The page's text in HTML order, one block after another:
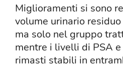
Miglioramenti si sono
volume urinario
ma solo nel gruppo
mentre i livelli di PSA
rimasti stabili in